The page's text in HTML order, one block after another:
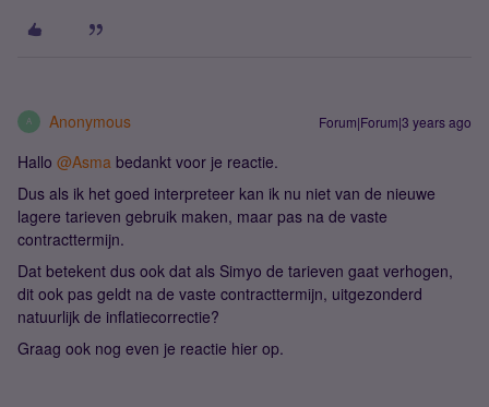
A Anonymous Forum|Forum|3 years ago
Hallo @Asma bedankt voor je reactie.
Dus als ik het goed interpreteer kan ik nu niet van de nieuwe
lagere tarieven gebruik maken, maar pas na de vaste
contracttermijn.
Dat betekent dus ook dat als Simyo de tarieven gaat verhogen,
dit ook pas geldt na de vaste contracttermijn, uitgezonderd
natuurlijk de inflatiecorrectie?
Graag ook nog even je reactie hier op.